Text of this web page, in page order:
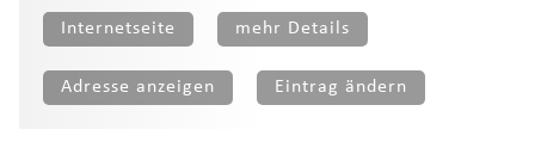
Internetseite mehr Details
Adresse anzeigen Eintrag ändern